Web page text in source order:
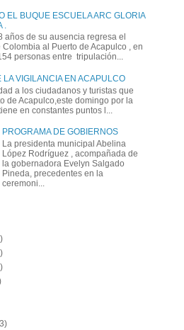
EL BUQUE ESCUELA ARC GLORIA
.
años de su ausencia regresa el
Colombia al Puerto de Acapulco , en
personas entre tripulación...
LA VIGILANCIA EN ACAPULCO
a los ciudadanos y turistas que
de Acapulco,este domingo por la
en constantes puntos l...
PROGRAMA DE GOBIERNOS
La presidenta municipal Abelina
López Rodríguez , acompañada de
la gobernadora Evelyn Salgado
Pineda, precedentes en la
ceremoni...